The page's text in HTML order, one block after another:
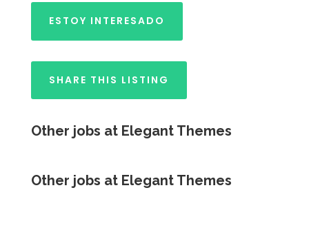
ESTOY INTERESADO
SHARE THIS LISTING
Other jobs at Elegant Themes
Other jobs at Elegant Themes